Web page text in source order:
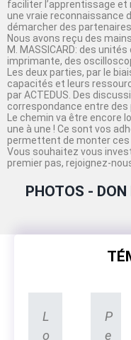
faciliter l’apprentissage et
une vraie reconnaissance
démarcher des
Nous avons reçu des
M. MASSICARD: des
imprimante, des
Les deux parties, par le
capacités et leurs
par ACTEDUS. Des
correspondance entre des
Le chemin va être encore
une à une ! Ce sont vos
permettent de monter ces
Vous souhaitez vous
premier pas, rejoignez-
PHOTOS - DON
L
o
P
e